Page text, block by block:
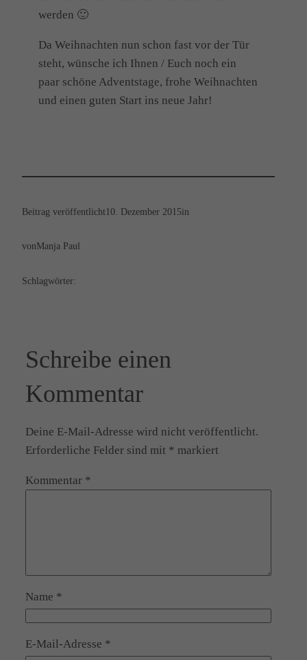
werden 🙂
Da Weihnachten nun schon fast vor der Tür
steht, wünsche ich Ihnen / Euch noch ein
paar schöne Adventstage, frohe Weihnachten
und einen guten Start ins neue Jahr!
Beitrag veröffentlicht10. Dezember 2015in
vonManja Paul
Schlagwörter:
Schreibe einen
Kommentar
Deine E-Mail-Adresse wird nicht veröffentlicht.
Erforderliche Felder sind mit * markiert
Kommentar *
Name *
E-Mail-Adresse *